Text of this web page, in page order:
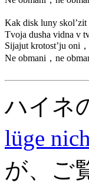
Kak disk luny skol’zit
Tvoja dusha vidna v
Sijajut krotost’ju oni，
Ne obmani，ne
ハイネ
lüge
が、ご